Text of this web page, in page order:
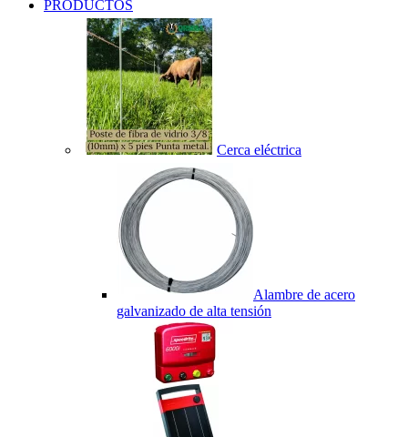
PRODUCTOS
Cerca eléctrica
Alambre de acero
galvanizado de alta tensión